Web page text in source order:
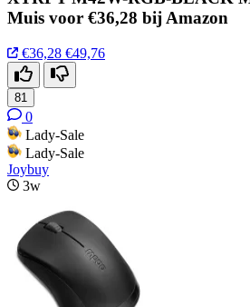
Muis voor €36,28 bij Amazon
€36,28 €49,76
81
0
Lady-Sale
Lady-Sale
Joybuy
3w